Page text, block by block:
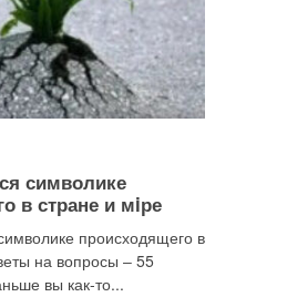
символике
в стране и мiре
происходящего в
на вопросы ‒ 55
вы как-то...